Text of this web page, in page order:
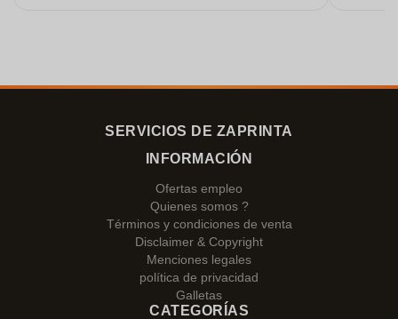
SERVICIOS DE ZAPRINTA
INFORMACIÓN
Ofertas empleo
Quienes somos ?
Términos y condiciones de venta
Disclaimer & Copyright
Menciones legales
política de privacidad
Galletas
CATEGORÍAS